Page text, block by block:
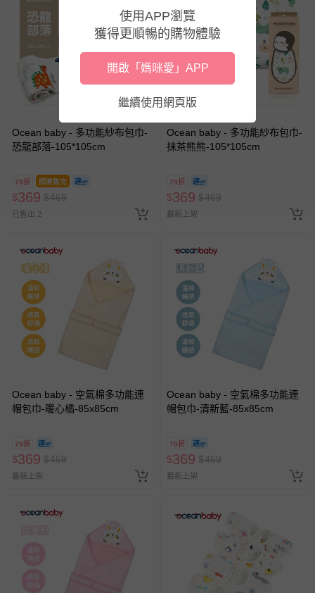
Ocean baby - 多功能紗布包巾-
恐龍部落-105*105cm
79折 即將售完
$369 $469
已售出 2
Ocean baby - 多功能紗布包巾-
抹茶熊熊-105*105cm
79折
$369 $469
最新上架
Ocean baby - 空氣棉多功能連
帽包巾-暖心橘-85x85cm
79折
$369 $469
最新上架
Ocean baby - 空氣棉多功能連
帽包巾-清新藍-85x85cm
79折
$369 $469
最新上架
使用APP瀏覽
獲得更順暢的購物體驗
開啟「媽咪愛」APP
繼續使用網頁版